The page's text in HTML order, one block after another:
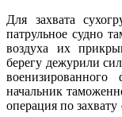
Для захвата
патрульное судно
воздуха их
берегу дежурили
начальник
операция по